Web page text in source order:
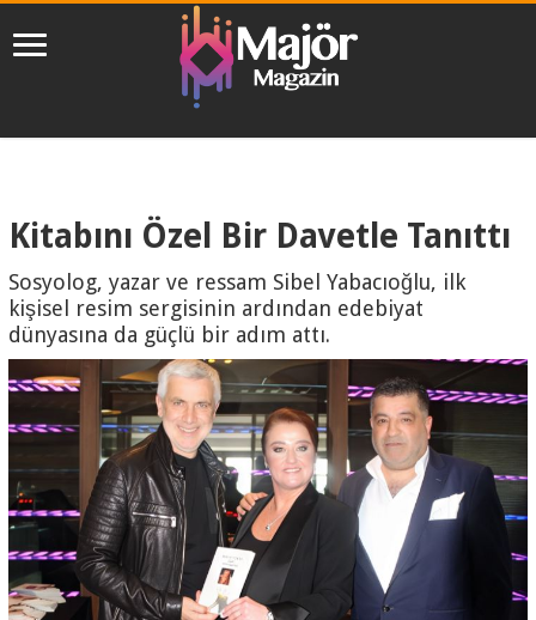
Kitabını Özel Bir Davetle Tanıttı
Sosyolog, yazar ve ressam Sibel Yabacıoğlu, ilk
kişisel resim sergisinin ardından edebiyat
dünyasına da güçlü bir adım attı.